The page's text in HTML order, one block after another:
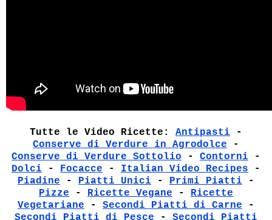
Tutte le Video Ricette: Antipasti -
Conserve di Verdure in Agrodolce -
Conserve di Verdure Sottolio - Contorni -
Dolci - Focacce - Italian Video Recipes -
Piadine - Piatti Unici - Primi Piatti -
Pizze - Ricette Vegane - Ricette
Vegetariane - Secondi Piatti di Carne -
Secondi Piatti di Pesce - Secondi Piatti